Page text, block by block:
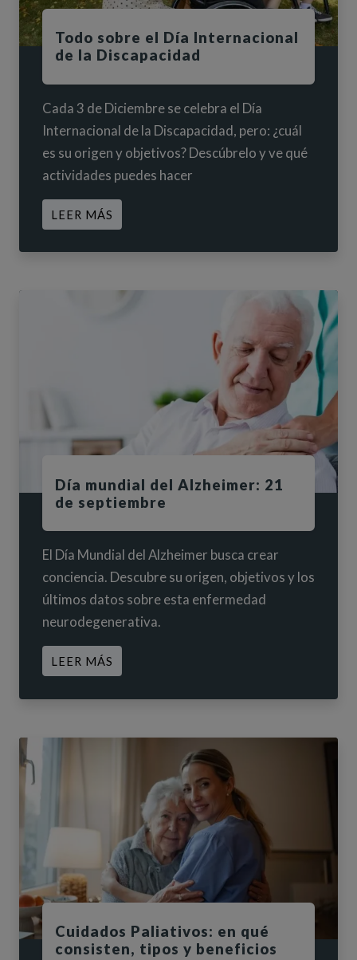
Todo sobre el Día Internacional
de la Discapacidad
Cada 3 de Diciembre se celebra el Día
Internacional de la Discapacidad, pero: ¿cuál
es su origen y objetivos? Descúbrelo y ve qué
actividades puedes hacer
LEER MÁS
Día mundial del Alzheimer: 21
de septiembre
El Día Mundial del Alzheimer busca crear
conciencia. Descubre su origen, objetivos y los
últimos datos sobre esta enfermedad
neurodegenerativa.
LEER MÁS
Cuidados Paliativos: en qué
consisten, tipos y beneficios